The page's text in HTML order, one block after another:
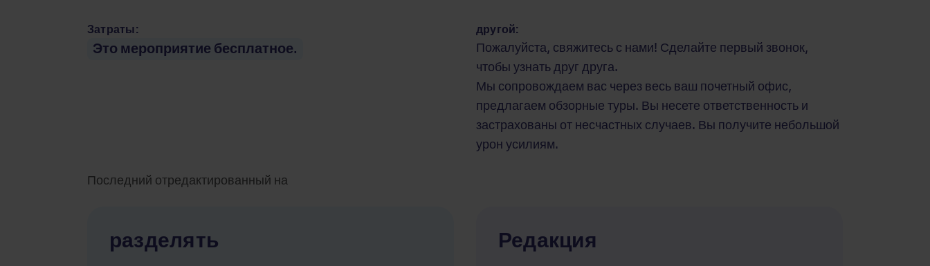
Затраты:
Это мероприятие бесплатное.
другой:
Пожалуйста, свяжитесь с нами! Сделайте первый звонок,
чтобы узнать друг друга.
Мы сопровождаем вас через весь ваш почетный офис,
предлагаем обзорные туры. Вы несете ответственность и
застрахованы от несчастных случаев. Вы получите небольшой
урон усилиям.
Последний отредактированный на
разделять Редакция